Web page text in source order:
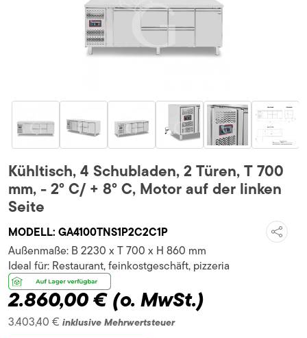
Kühltisch, 4 Schubladen, 2 Türen, T 700
mm, - 2° C/ + 8° C, Motor auf der linken
Seite
MODELL: GA4100TNS1P2C2C1P
Außenmaße: B 2230 x T 700 x H 860 mm
2.860,00 € (o. MwSt.)
3.403,40 € inklusive Mehrwertsteuer
Ideal für: Restaurant, feinkostgeschäft, pizzeria